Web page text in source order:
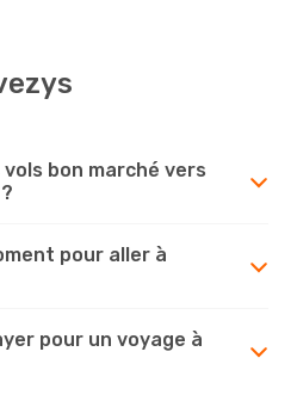
bon marché vers
pour aller à
pour un voyage à